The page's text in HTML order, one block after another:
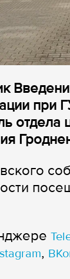
при
отдела
,